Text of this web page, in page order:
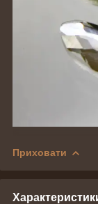
Приховати